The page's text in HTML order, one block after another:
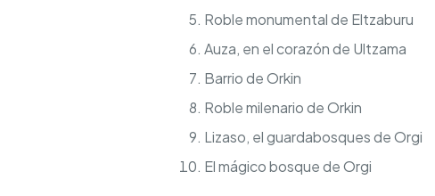
Roble monumental de Eltzaburu
Auza, en el corazón de Ultzama
Barrio de Orkin
Roble milenario de Orkin
Lizaso, el guardabosques de Orgi
El mágico bosque de Orgi